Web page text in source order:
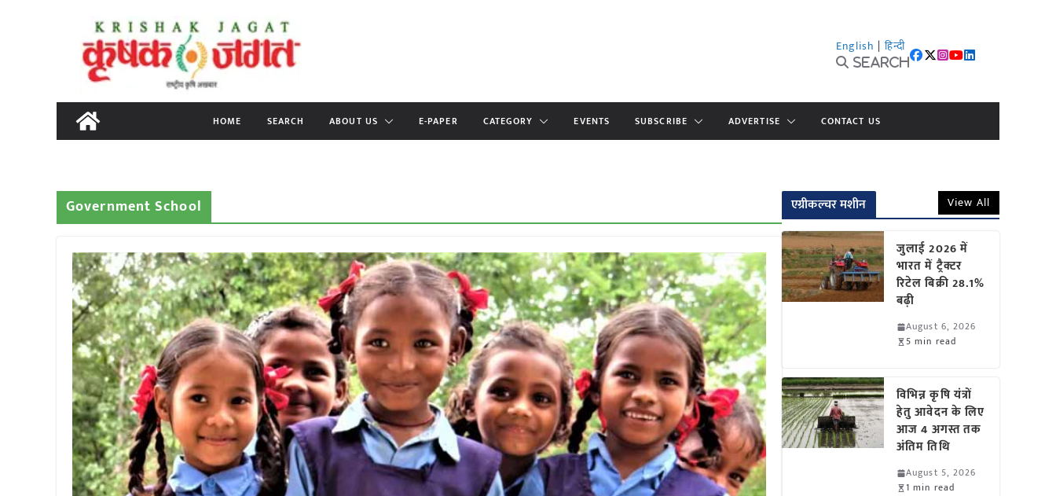
content
English | हिन्दी
Search
HOME SEARCH ABOUT US E-PAPER CATEGORY EVENTS SUBSCRIBE ADVERTISE CONTACT US
Government School एग्रीकल्चर मशीन View All
जुलाई 2026 में
भारत में ट्रैक्टर
रिटेल बिक्री 28.1%
बढ़ी
August 6, 2026
5 min read
विभिन्न कृषि यंत्रों
हेतु आवेदन के लिए
आज 4 अगस्त तक
अंतिम तिथि
August 5, 2026
1 min read